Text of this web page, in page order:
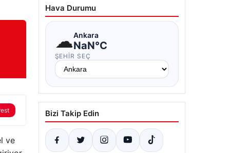
ve
Hava Durumu
☁Ankara
NaN°C
ŞEHIR SEÇ
Bizi Takip Edin